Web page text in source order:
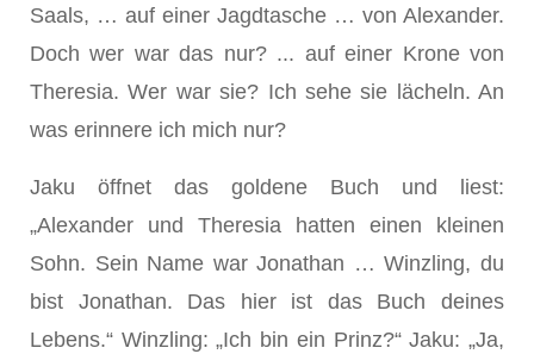
Saals, … auf einer Jagdtasche … von Alexander.
Doch wer war das nur? ... auf einer Krone von
Theresia. Wer war sie? Ich sehe sie lächeln. An
was erinnere ich mich nur?
Jaku öffnet das goldene Buch und liest:
„Alexander und Theresia hatten einen kleinen
Sohn. Sein Name war Jonathan … Winzling, du
bist Jonathan. Das hier ist das Buch deines
Lebens.“ Winzling: „Ich bin ein Prinz?“ Jaku: „Ja,